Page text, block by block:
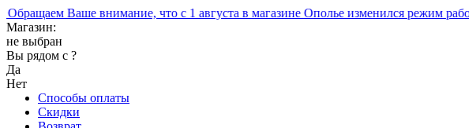
Ваше внимание, что с 1 августа в магазине Ополье изменился режим работы.
Магазин:
не выбран
Вы рядом с ?
Да
Нет
Способы оплаты
Скидки